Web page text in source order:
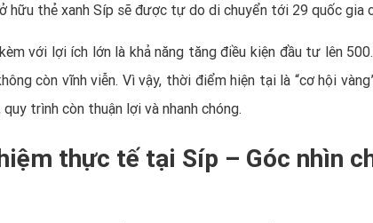
hữu thẻ xanh Síp sẽ được tự do di chuyển tới 29 quốc gia
với lợi ích lớn là khả năng tăng điều kiện đầu tư lên
còn vĩnh viễn. Vì vậy, thời điểm hiện tại là “cơ hội
trình còn thuận lợi và nhanh chóng.
thực tế tại Síp – Góc nhìn